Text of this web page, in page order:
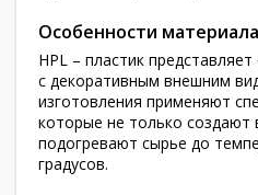
Особенности материала
HPL – пластик
с декоративным внешним
изготовления применяют
которые не только создают
подогревают сырье до
градусов.